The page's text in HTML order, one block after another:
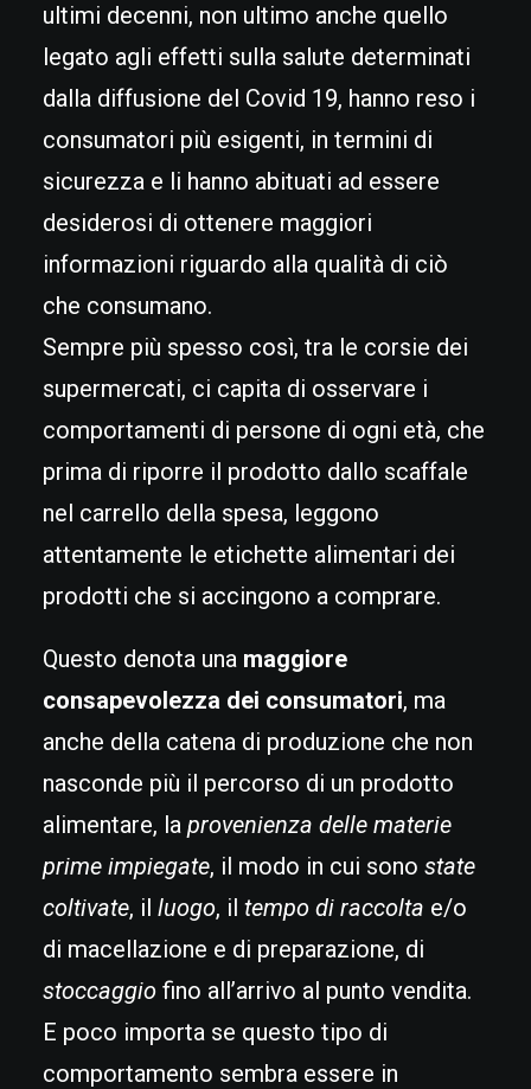
ultimi decenni, non ultimo anche quello
legato agli effetti sulla salute determinati
dalla diffusione del Covid 19, hanno reso i
consumatori più esigenti, in termini di
sicurezza e li hanno abituati ad essere
desiderosi di ottenere maggiori
informazioni riguardo alla qualità di ciò
che consumano.
Sempre più spesso così, tra le corsie dei
supermercati, ci capita di osservare i
comportamenti di persone di ogni età, che
prima di riporre il prodotto dallo scaffale
nel carrello della spesa, leggono
attentamente le etichette alimentari dei
prodotti che si accingono a comprare.
Questo denota una maggiore
consapevolezza dei consumatori, ma
anche della catena di produzione che non
nasconde più il percorso di un prodotto
alimentare, la provenienza delle materie
prime impiegate, il modo in cui sono state
coltivate, il luogo, il tempo di raccolta e/o
di macellazione e di preparazione, di
stoccaggio fino all’arrivo al punto vendita.
E poco importa se questo tipo di
comportamento sembra essere in